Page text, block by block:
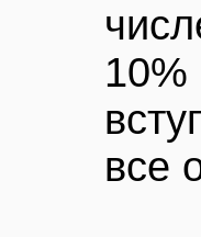
10%
все